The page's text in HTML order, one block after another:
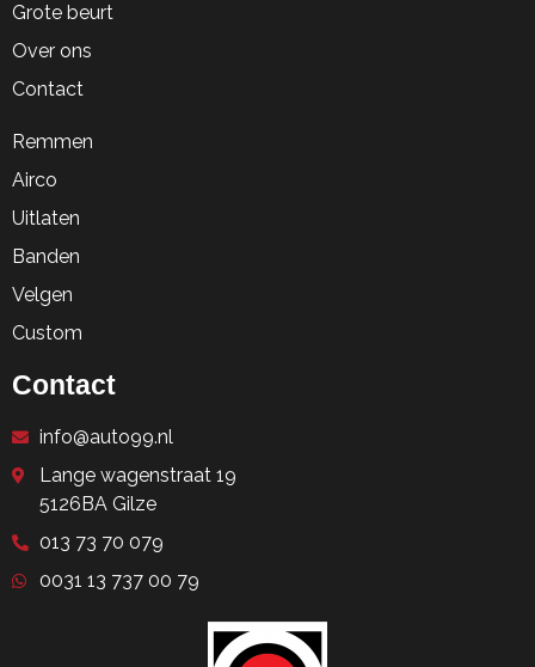
Grote beurt
Over ons
Contact
Remmen
Airco
Uitlaten
Banden
Velgen
Custom
Contact
info@auto99.nl
Lange wagenstraat 19
5126BA Gilze
013 73 70 079
0031 13 737 00 79